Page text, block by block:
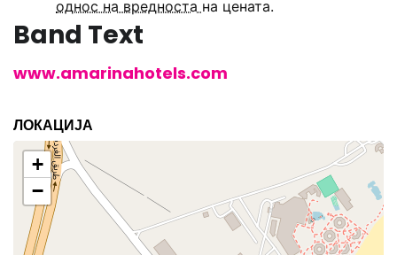
однос на вредноста на цената.
Band Text
www.amarinahotels.com
ЛОКАЦИЈА
+
−